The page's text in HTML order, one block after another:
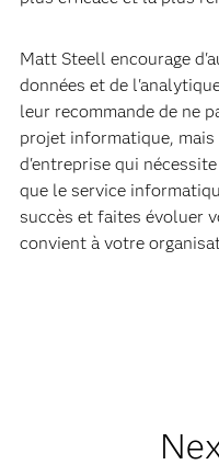
Matt Steell encourage
données et de
leur recommande de ne
projet informatique,
d'entreprise qui
que le service
succès et faites évoluer
convient à votre